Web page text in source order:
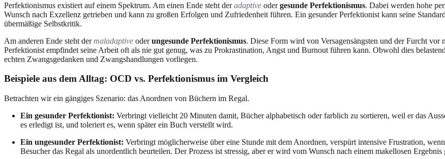
Perfektionismus existiert auf einem Spektrum. Am einen Ende steht deradaptive odergesunde Perfektionismus. Dabei werden hohe
Wunsch nach Exzellenz getrieben und kann zu großen Erfolgen und Zufriedenheit führen. Ein gesunder Perfektionist kann seine
übermäßige Selbstkritik.
Am anderen Ende steht dermaladaptive oderungesunde Perfektionismus. Diese Form wird von Versagensängsten und der Furcht
Perfektionist empfindet seine Arbeit oft als nie gut genug, was zu Prokrastination, Angst und Burnout führen kann. Obwohl dies
echten Zwangsgedanken und Zwangshandlungen vorliegen.
Beispiele aus dem Alltag: OCD vs. Perfektionismus im Vergleich
Betrachten wir ein gängiges Szenario: das Anordnen von Büchern im Regal.
Ein gesunder Perfektionist: Verbringt vielleicht 20 Minuten damit, Bücher alphabetisch oder farblich zu sortieren, weil er das
es erledigt ist, und toleriert es, wenn später ein Buch verstellt wird.
Ein ungesunder Perfektionist: Verbringt möglicherweise über eine Stunde mit dem Anordnen, verspürt intensive Frustration,
Besucher das Regal als unordentlich beurteilen. Der Prozess ist stressig, aber er wird vom Wunsch nach einem makellosen Ergebnis